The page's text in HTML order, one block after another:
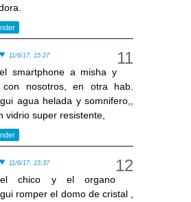
11/6/17, 15:27
smartphone a misha y
con nosotros, en otra hab.
agua helada y somnifero,,
vidrio super resistente,
11/6/17, 15:37
chico y el organo
romper el domo de cristal ,